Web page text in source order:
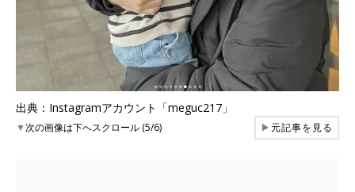
出典：Instagramアカウント「meguc217」
▼次の画像は下へスクロール (5/6) ▶元記事を見る